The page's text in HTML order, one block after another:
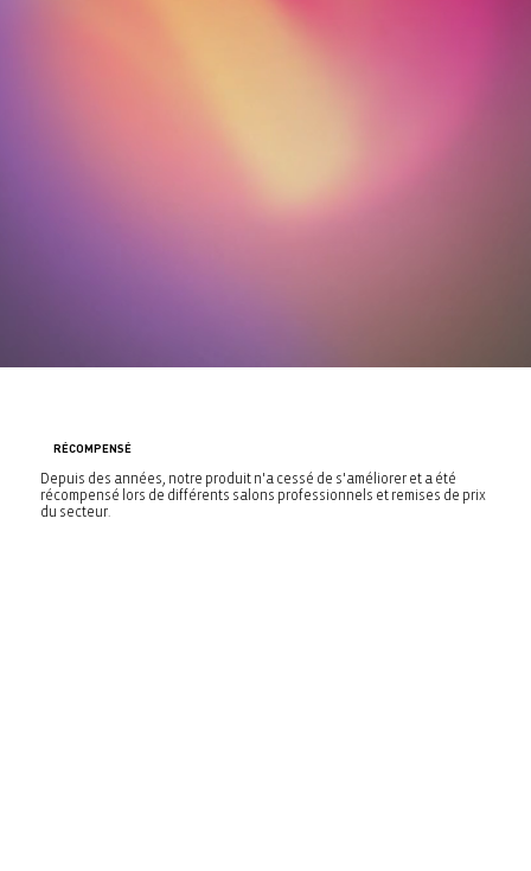
RÉCOMPENSÉ
Depuis des années, notre produit n'a cessé de s'améliorer et a été
récompensé lors de différents salons professionnels et remises de prix
du secteur.